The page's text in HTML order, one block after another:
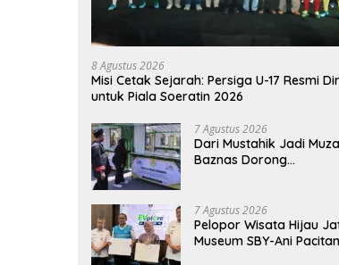
8 Agustus 2026
Misi Cetak Sejarah: Persiga U-17 Resmi
untuk Piala Soeratin 2026
7 Agustus 2026
Dari Mustahik Jadi
Baznas Dorong
7 Agustus 2026
Pelopor Wisata Hijau
Museum SBY-Ani